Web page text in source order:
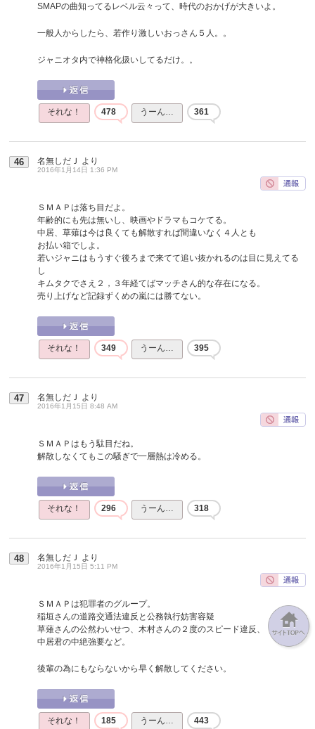
SMAPの曲知ってるレベル云々って、時代のおかげが大きいよ。
一般人からしたら、若作り激しいおっさん５人。。
ジャニオタ内で神格化扱いしてるだけ。。
それな！ 478 うーん… 361
46 名無しだＪ より
2016年1月14日 1:36 PM
ＳＭＡＰは落ち目だよ。
年齢的にも先は無いし、映画やドラマもコケてる。
中居、草薙は今は良くても解散すれば間違いなく４人とも
お払い箱でしよ。
若いジャニはもうすぐ後ろまで来てて追い抜かれるのは目に見えてる
し
キムタクでさえ２，３年経てばマッチさん的な存在になる。
売り上げなど記録ずくめの嵐には勝てない。
それな！ 349 うーん… 395
47 名無しだＪ より
2016年1月15日 8:48 AM
ＳＭＡＰはもう駄目だね。
解散しなくてもこの騒ぎで一層熱は冷める。
それな！ 296 うーん… 318
48 名無しだＪ より
2016年1月15日 5:11 PM
ＳＭＡＰは犯罪者のグループ。
稲垣さんの道路交通法違反と公務執行妨害容疑
草薙さんの公然わいせつ、木村さんの２度のスピード違反、
中居君の中絶強要など。
後輩の為にもならないから早く解散してください。
それな！ 185 うーん… 443